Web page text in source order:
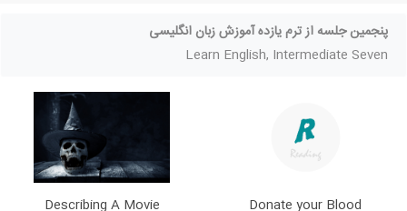
پنجمین جلسه از ترم یازده آموزش زبان انگلیسی
Learn English, Intermediate Seven
Donate your Blood
Describing A Movie